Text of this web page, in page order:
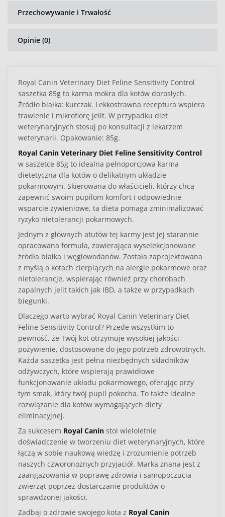
Przechowywanie i Trwałość
Opinie (0)
Royal Canin Veterinary Diet Feline Sensitivity Control
saszetka 85g to karma mokra dla kotów dorosłych.
Źródło białka: kurczak. Lekkostrawna receptura wspiera
trawienie i mikroflorę jelit. W przypadku diet
weterynaryjnych stosuj po konsultacji z lekarzem
weterynarii. Opakowanie: 85g.
Royal Canin Veterinary Diet Feline Sensitivity Control
w saszetce 85g to idealna pełnoporcjowa karma
dietetyczna dla kotów o delikatnym układzie
pokarmowym. Skierowana do właścicieli, którzy chcą
zapewnić swoim pupilom komfort i odpowiednie
wsparcie żywieniowe, ta dieta pomaga zminimalizować
ryzyko nietolerancji pokarmowych.
Jednym z głównych atutów tej karmy jest jej starannie
opracowana formuła, zawierająca wyselekcjonowane
źródła białka i węglowodanów. Została zaprojektowana
z myślą o kotach cierpiących na alergie pokarmowe oraz
nietolerancje, wspierając również przy chorobach
zapalnych jelit takich jak IBD, a także w przypadkach
biegunki.
Dlaczego warto wybrać Royal Canin Veterinary Diet
Feline Sensitivity Control? Przede wszystkim to
pewność, że Twój kot otrzymuje wysokiej jakości
pożywienie, dostosowane do jego potrzeb zdrowotnych.
Każda saszetka jest pełna niezbędnych składników
odżywczych, które wspierają prawidłowe
funkcjonowanie układu pokarmowego, oferując przy
tym smak, który twój pupil pokocha. To także idealne
rozwiązanie dla kotów wymagających diety
eliminacyjnej.
Za sukcesem Royal Canin stoi wieloletnie
doświadczenie w tworzeniu diet weterynaryjnych, które
łączą w sobie naukową wiedzę i zrozumienie potrzeb
naszych czworonożnych przyjaciół. Marka znana jest z
zaangażowania w poprawę zdrowia i samopoczucia
zwierząt poprzez dostarczanie produktów o
sprawdzonej jakości.
Zadbaj o zdrowie swojego kota z Royal Canin